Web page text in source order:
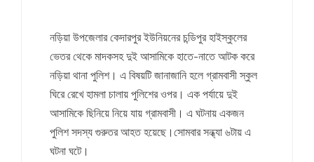
নড়িয়া উপজেলার কেদারপুর ইউনিয়নের চন্ডিপুর হাইস্কুলের
ভেতর থেকে মাদকসহ দুই আসামিকে হাতে-নাতে আটক করে
নড়িয়া থানা পুলিশ। এ বিষয়টি জানাজানি হলে গ্রামবাসী স্কুল
ঘিরে রেখে হামলা চালায় পুলিশের ওপর। এক পর্যায়ে দুই
আসামিকে ছিনিয়ে নিয়ে যায় গ্রামবাসী। এ ঘটনায় একজন
পুলিশ সদস্য গুরুতর আহত হয়েছে।সোমবার সন্ধ্যা ৬টায় এ
ঘটনা ঘটে।